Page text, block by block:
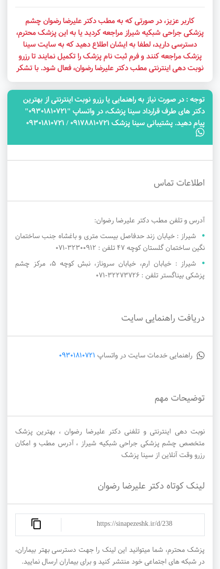
کاربر عزیز، در صورتی که به مطب دکتر علیرضا رضوان چشم
پزشکی جراحی شبکیه شیراز مراجعه کردید یا به این پزشک محترم،
دسترسی دارید، لطفا به ایشان اطلاع دهید که به سایت سینا
پزشک مراجعه کنند و فرم ثبت نام پزشک را تکمیل نمایند تا رزرو
نوبت دهی اینترنتی مطب دکتر علیرضا رضوان، فعال شود. با تشکر
توجه‌ : در صورت نیاز به راهنمایی یا رزرو نوبت اینترنتی از بهترین
دکتر های طرف قرارداد سینا پزشک، در واتساپ "09301810721"
پیام دهید. پشتیبانی سینا پزشک 09178810721 / 09301810721
اطلاعات تماس
آدرس و تلفن مطب دکتر علیرضا رضوان:
شیراز : خیابان زند حدفاصل بیست متری و باغشاه جنب ساختمان
نگین ساختمان گلستان کوچه ۴۷ تلفن : ۳۲۳۰۰۹۱۲-071
شیراز : خیابان ارم، خیابان سروناز، نبش کوچه ۵، مرکز چشم
پزشکی بیناگستر تلفن : ۳۲۲۷۳۷۲۶-071
دریافت راهنمایی سایت
راهنمایی خدمات سایت در واتساپ 09301810721
توضیحات مهم
نوبت دهی اینترنتی و تلفنی دکتر علیرضا رضوان ، بهترین پزشک
متخصص چشم پزشکی جراحی شبکیه شیراز ، آدرس مطب و امکان
رزرو وقت آنلاین از سینا پزشک
لینک کوتاه دکتر علیرضا رضوان
https://sinapezeshk.ir/d/238
پزشک محترم، شما میتوانید این لینک را جهت دسترسی بهتر بیماران،
در شبکه های اجتماعی خود منتشر کنید و برای بیماران ارسال نمایید.